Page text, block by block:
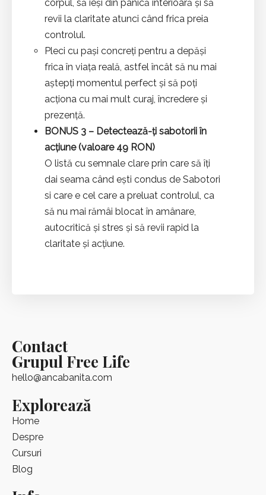
corpul, să ieși din panică interioară și să
revii la claritate atunci când frica preia
controlul.
Pleci cu pași concreți pentru a depăși
frica în viața reală, astfel încât să nu mai
aștepți momentul perfect și să poți
acționa cu mai mult curaj, încredere și
prezență.
BONUS 3 – Detectează-ți sabotorii în
acțiune (valoare 49 RON)
O listă cu semnale clare prin care să îți
dai seama când ești condus de Sabotori
si care e cel care a preluat controlul, ca
să nu mai rămâi blocat în amânare,
autocritică și stres și să revii rapid la
claritate și acțiune.​
Contact
Grupul Free Life
hello@ancabanita.com
Explorează
Home
Despre
Cursuri
Blog